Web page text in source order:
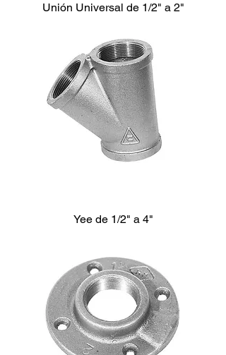
Unión Universal de 1/2" a 2"
Yee de 1/2" a 4"